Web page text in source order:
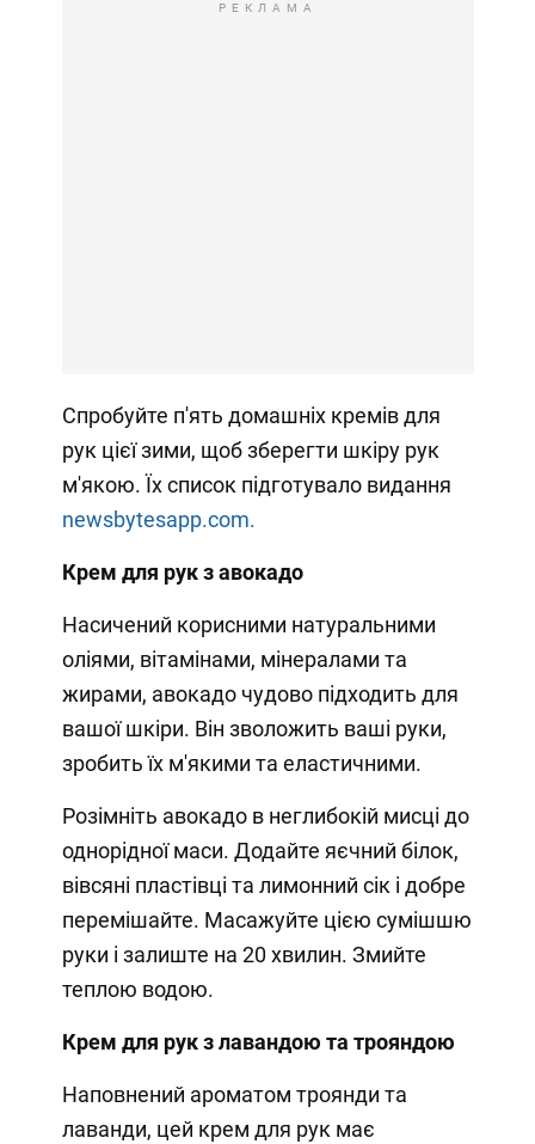
РЕКЛАМА
Спробуйте п'ять домашніх кремів для
рук цієї зими, щоб зберегти шкіру рук
м'якою. Їх список підготувало видання
newsbytesapp.com.
Крем для рук з авокадо
Насичений корисними натуральними
оліями, вітамінами, мінералами та
жирами, авокадо чудово підходить для
вашої шкіри. Він зволожить ваші руки,
зробить їх м'якими та еластичними.
Розімніть авокадо в неглибокій мисці до
однорідної маси. Додайте яєчний білок,
вівсяні пластівці та лимонний сік і добре
перемішайте. Масажуйте цією сумішшю
руки і залиште на 20 хвилин. Змийте
теплою водою.
Крем для рук з лавандою та трояндою
Наповнений ароматом троянди та
лаванди, цей крем для рук має